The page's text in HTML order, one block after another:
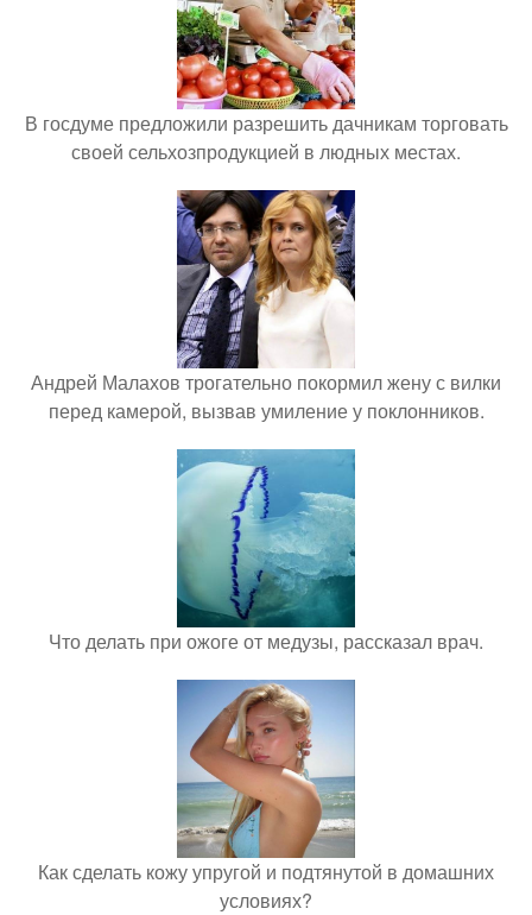
В госдуме предложили разрешить дачникам торговать
своей сельхозпродукцией в людных местах.
Андрей Малахов трогательно покормил жену с вилки
перед камерой, вызвав умиление у поклонников.
Что делать при ожоге от медузы, рассказал врач.
Как сделать кожу упругой и подтянутой в домашних
условиях?